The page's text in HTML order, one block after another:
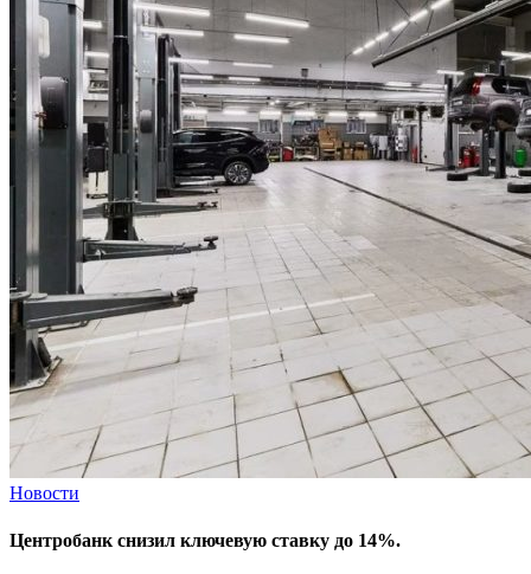
Новости
Центробанк снизил ключевую ставку до 14%.